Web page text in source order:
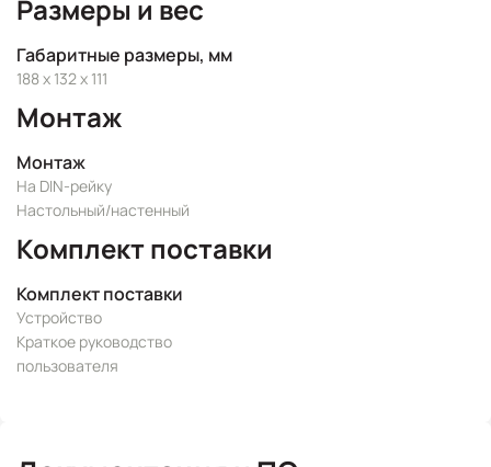
Размеры и вес
Габаритные размеры, мм
188 x 132 x 111
Монтаж
Монтаж
На DIN-рейку
Настольный/настенный
Комплект поставки
Комплект поставки
Устройство
Краткое руководство
пользователя